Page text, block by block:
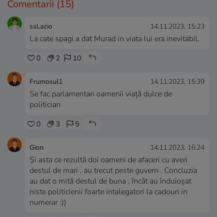
Comentarii (15)
ssLazio 14.11.2023, 15:23
La cate spagi a dat Murad in viata lui era inevitabil.
0 2 10
Frumosul1 14.11.2023, 15:39
Se fac parlamentari oamenii viață dulce de
politician
0 3 5
Gion 14.11.2023, 16:24
Și asta ce rezultă doi oameni de afaceri cu averi
destul de mari , au trecut peste guvern . Concluzia
au dat o mită destul de buna , încât au înduioșat
niste politicienii foarte intalegatori la cadouri in
numerar :))